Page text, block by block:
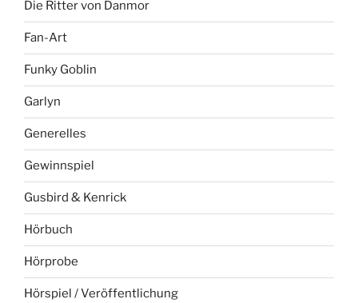
Die Ritter von Danmor
Fan-Art
Funky Goblin
Garlyn
Generelles
Gewinnspiel
Gusbird & Kenrick
Hörbuch
Hörprobe
Hörspiel / Veröffentlichung